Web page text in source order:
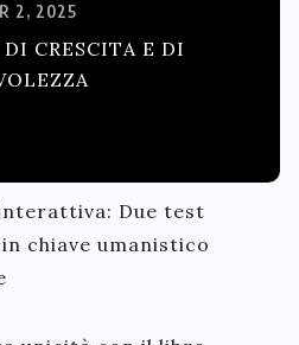
2, 2025
DI CRESCITA E DI
Due test
chiave umanistico